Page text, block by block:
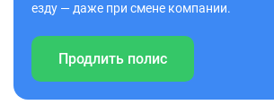
езду — даже при смене компании.
Продлить полис